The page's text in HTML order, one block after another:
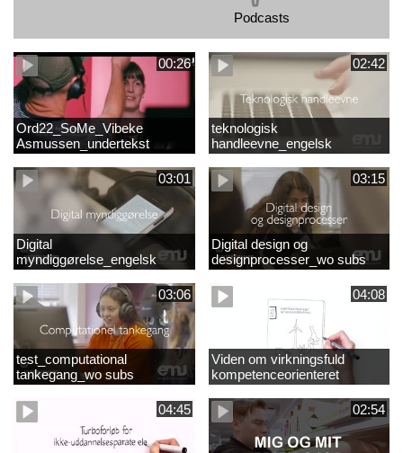
Podcasts
00:26
Ord22_SoMe_Vibeke
Asmussen_undertekst
02:42
teknologisk
handleevne_engelsk
03:01
Digital
myndiggørelse_engelsk
03:15
Digital design og
designprocesser_wo subs
03:06
test_computational
tankegang_wo subs
04:08
Viden om virkningsfuld
kompetenceorienteret
naturfagsundervisning
04:45
02:54